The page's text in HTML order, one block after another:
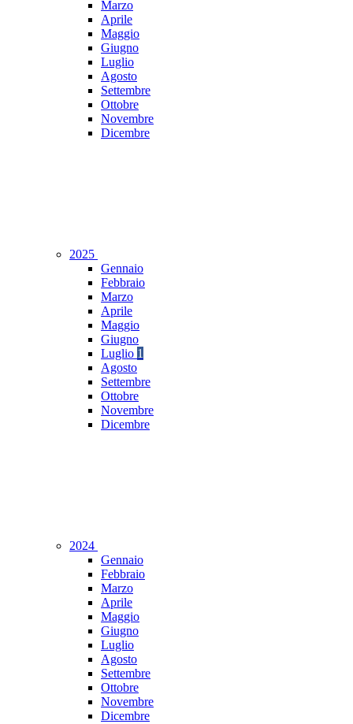
Marzo
Aprile
Maggio
Giugno
Luglio
Agosto
Settembre
Ottobre
Novembre
Dicembre
2025
Gennaio
Febbraio
Marzo
Aprile
Maggio
Giugno
Luglio 1
Agosto
Settembre
Ottobre
Novembre
Dicembre
2024
Gennaio
Febbraio
Marzo
Aprile
Maggio
Giugno
Luglio
Agosto
Settembre
Ottobre
Novembre
Dicembre